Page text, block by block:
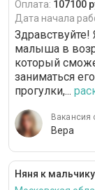
Оплата: 107100
Дата начала
малыша в
который
заниматься
прогулки,...
Вакансия
Вера
Няня к